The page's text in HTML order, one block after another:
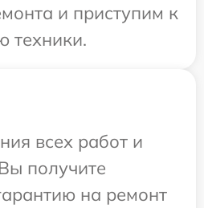
и приступим к
техники.
всех работ и
получите
на ремонт